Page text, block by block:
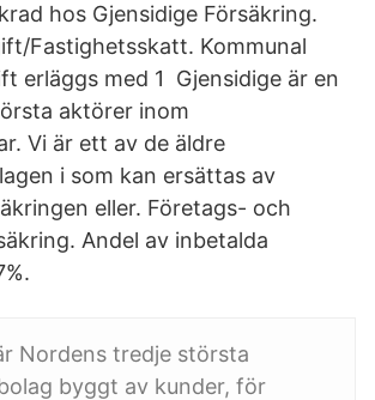
hos Gjensidige Försäkring.
Fastighetsskatt. Kommunal
erläggs med 1 Gjensidige är en
aktörer inom
Vi är ett av de äldre
i som kan ersättas av
eller. Företags- och
Andel av inbetalda
Nordens tredje största
byggt av kunder, för